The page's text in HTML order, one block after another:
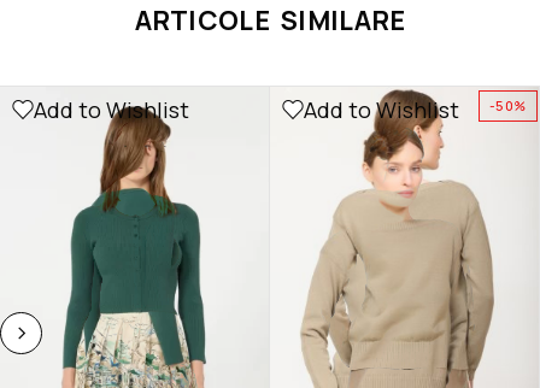
ARTICOLE SIMILARE
Add to Wishlist -50%
Add to Wishlist